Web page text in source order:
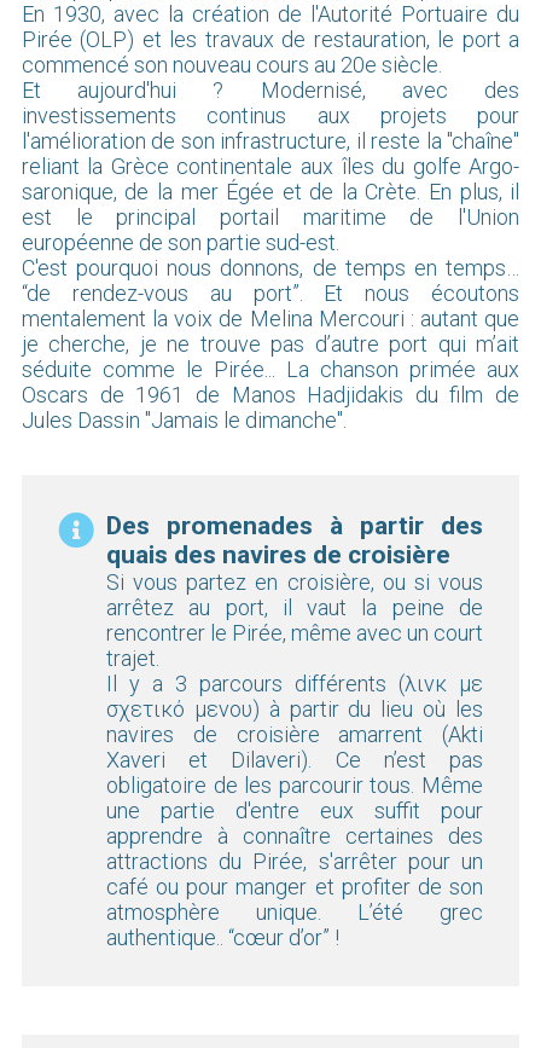
En 1930, avec la création de l'Autorité Portuaire du
Pirée (OLP) et les travaux de restauration, le port a
commencé son nouveau cours au 20e siècle.
Et aujourd'hui ? Modernisé, avec des
investissements continus aux projets pour
l'amélioration de son infrastructure, il reste la "chaîne"
reliant la Grèce continentale aux îles du golfe Argo-
saronique, de la mer Égée et de la Crète. En plus, il
est le principal portail maritime de l'Union
européenne de son partie sud-est.
C'est pourquoi nous donnons, de temps en temps…
“de rendez-vous au port”. Et nous écoutons
mentalement la voix de Melina Mercouri : autant que
je cherche, je ne trouve pas d’autre port qui m’ait
séduite comme le Pirée... La chanson primée aux
Oscars de 1961 de Manos Hadjidakis du film de
Jules Dassin "Jamais le dimanche".
Des promenades à partir des
quais des navires de croisière
Si vous partez en croisière, ou si vous
arrêtez au port, il vaut la peine de
rencontrer le Pirée, même avec un court
trajet.
Il y a 3 parcours différents (λινκ με
σχετικό μενου) à partir du lieu où les
navires de croisière amarrent (Akti
Xaveri et Dilaveri). Ce n’est pas
obligatoire de les parcourir tous. Même
une partie d'entre eux suffit pour
apprendre à connaître certaines des
attractions du Pirée, s'arrêter pour un
café ou pour manger et profiter de son
atmosphère unique. L’été grec
authentique.. “cœur d’or” !